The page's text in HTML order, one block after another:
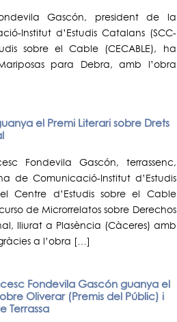
Gascón, president de la
Institut d’Estudis Catalans (SCC-
sobre el Cable (CECABLE), ha
para Debra, amb l’obra
el Premi Literari sobre Drets
Fondevila Gascón, terrassenc,
de Comunicació-Institut d’Estudis
Centre d’Estudis sobre el Cable
de Microrrelatos sobre Derechos
lliurat a Plasència (Càceres) amb
a l’obra […]
Fondevila Gascón guanya el
Oliverar (Premis del Públic) i
Terrassa